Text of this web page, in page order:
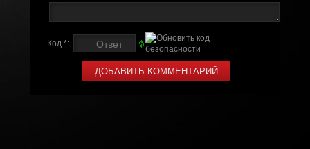
Код *: